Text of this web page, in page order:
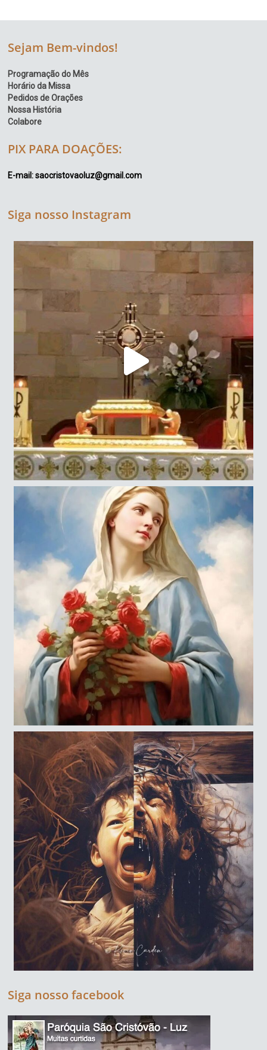
Sejam Bem-vindos!
Programação do Mês
Horário da Missa
Pedidos de Orações
Nossa História
Colabore
PIX PARA DOAÇÕES:
E-mail: saocristovaoluz@gmail.com
Siga nosso Instagram
Siga nosso facebook